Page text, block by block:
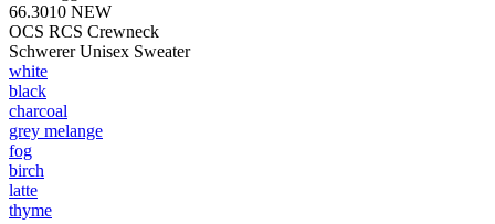
66.3010 NEW
OCS RCS Crewneck
Schwerer Unisex Sweater
white
black
charcoal
grey melange
fog
birch
latte
thyme